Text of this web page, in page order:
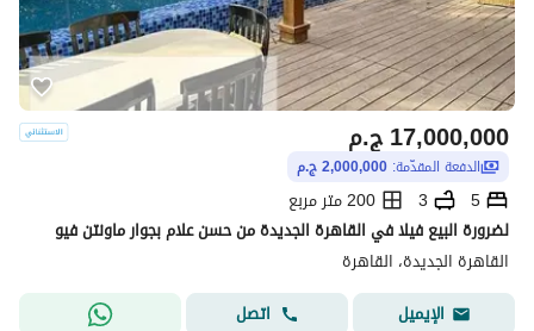
ج.م17,000,000
الدفعة المقدّمة: 2,000,000 ج.م
5
3
200 متر مربع
لضرورة البيع فيلا في القاهرة الجديدة من حسن علام بجوار ماونتن فيو
القاهرة الجديدة، القاهرة
الإيميل
اتصل